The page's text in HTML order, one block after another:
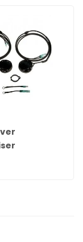
und
für alle
805320A03